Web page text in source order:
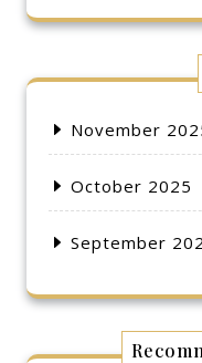
November
October 2025
September